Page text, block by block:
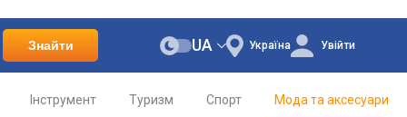
Знайти Україна
UA Увійти
Інструмент Туризм Спорт Мода та аксесуари